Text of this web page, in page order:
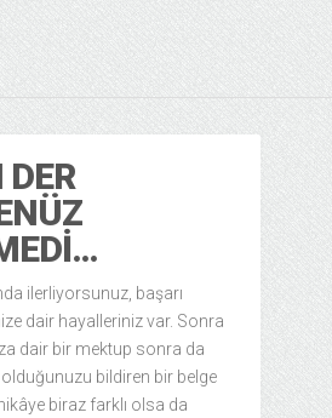
ilerliyorsunuz, başarı
dair hayalleriniz var. Sonra
dair bir mektup sonra da
bildiren bir belge
biraz farklı olsa da